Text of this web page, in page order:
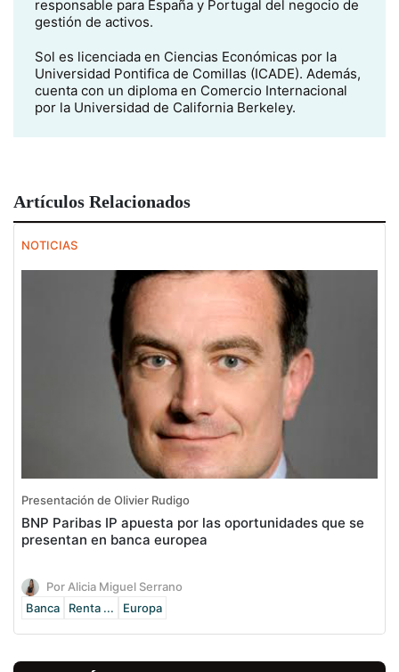
responsable para España y Portugal del negocio de
gestión de activos.
Sol es licenciada en Ciencias Económicas por la
Universidad Pontifica de Comillas (ICADE). Además,
cuenta con un diploma en Comercio Internacional
por la Universidad de California Berkeley.
Artículos Relacionados
NOTICIAS
Presentación de Olivier Rudigo
BNP Paribas IP apuesta por las oportunidades que se
presentan en banca europea
Por Alicia Miguel Serrano
Banca
Renta ... Europa